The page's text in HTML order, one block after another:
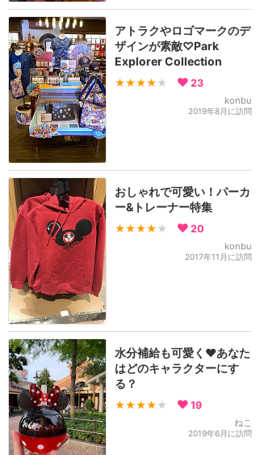
アトラクやロゴマークのデ
ザインが素敵♡Park
Explorer Collection
★★★★ ★ 23
konbu
2019年8月に訪問
おしゃれで可愛い！パーカ
ー&トレーナー特集
★★★★ ★ 20
konbu
2017年11月に訪問
水分補給も可愛く❤️あなた
はどのキャラクターにす
る？
★★★★ ★ 19
ねこ
2019年6月に訪問